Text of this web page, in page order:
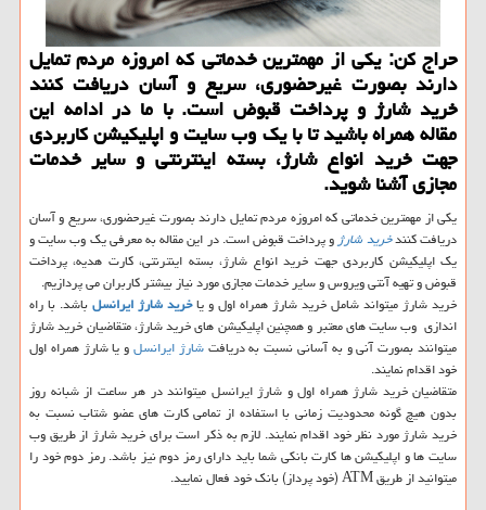
حراج كن: یكی از مهمترین خدماتی كه امروزه مردم تمایل
دارند بصورت غیرحضوری، سریع و آسان دریافت كنند
خرید شارژ و پرداخت قبوض است. با ما در ادامه این
مقاله همراه باشید تا با یك وب سایت و اپلیكیشن كاربردی
جهت خرید انواع شارژ، بسته اینترنتی و سایر خدمات
مجازی آشنا شوید.
یکی از مهمترین خدماتی که امروزه مردم تمایل دارند بصورت غیرحضوری، سریع و آسان
دریافت کنندخرید شارژو پرداخت قبوض است. در این مقاله به معرفی یک وب سایت و
یک اپلیکیشن کاربردی جهت خرید انواع شارژ، بسته اینترنتی، کارت هدیه، پرداخت
قبوض و تهیه آنتی ویروس و سایر خدمات مجازی مورد نیاز بیشتر کاربران می پردازیم.
خرید شارژ میتواند شامل خرید شارژ همراه اول و یاخرید شارژ ایرانسلباشد. با راه
اندازی وب سایت های معتبر و همچنین اپلیکیشن های خرید شارژ، متقاضیان خرید شارژ
میتوانند بصورت آنی و به آسانی نسبت به دریافتشارژ ایرانسلو یا شارژ همراه اول
خود اقدام نمایند.
متقاضیان خرید شارژ همراه اول و شارژ ایرانسل میتوانند در هر ساعت از شبانه روز
بدون هیچ گونه محدودیت زمانی با استفاده از تمامی کارت های عضو شتاب نسبت به
خرید شارژ مورد نظر خود اقدام نمایند. لازم به ذکر است برای خرید شارژ از طریق وب
سایت ها و اپلیکیشن ها کارت بانکی شما باید دارای رمز دوم نیز باشد. رمز دوم خود را
میتوانید از طریق ATM (خود پرداز) بانک خود فعال نمایید.